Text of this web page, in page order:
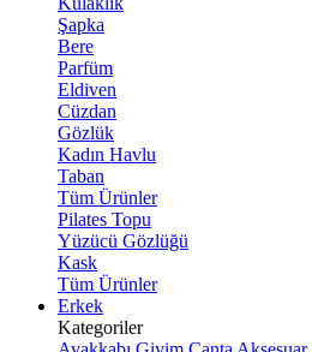
Şapka
Bere
Parfüm
Eldiven
Cüzdan
Gözlük
Kadın Havlu
Taban
Tüm Ürünler
Pilates Topu
Yüzücü Gözlüğü
Kask
Tüm Ürünler
Erkek
Kategoriler